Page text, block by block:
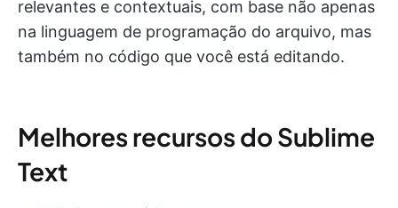
relevantes e contextuais, com base não apenas
na linguagem de programação do arquivo, mas
também no código que você está editando.
Melhores recursos do Sublime
Text